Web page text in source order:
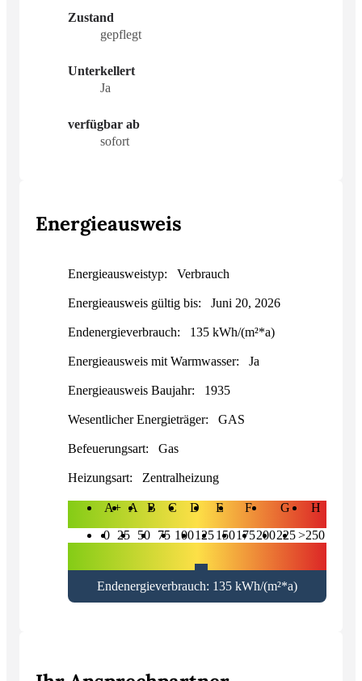
Zustand
gepflegt
Unterkellert
Ja
verfügbar ab
sofort
Energieausweis
Energieausweistyp: Verbrauch
Energieausweis gültig bis: Juni 20, 2026
Endenergieverbrauch: 135 kWh/(m²*a)
Energieausweis mit Warmwasser: Ja
Energieausweis Baujahr: 1935
Wesentlicher Energieträger: GAS
Befeuerungsart: Gas
Heizungsart: Zentralheizung
A+ A B C D E F G
H
0 25 50 75 100125150175200225>250
Endenergieverbrauch: 135 kWh/(m²*a)